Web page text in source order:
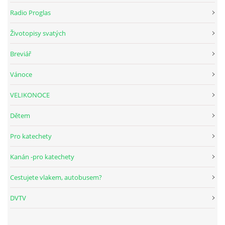
HUDEBNÍ KOUTEK
ODKAZY
Farnost Studená
Radio Proglas
Životopisy svatých
Breviář
Vánoce
VELIKONOCE
Dětem
Pro katechety
Kanán -pro katechety
Cestujete vlakem, autobusem?
DVTV